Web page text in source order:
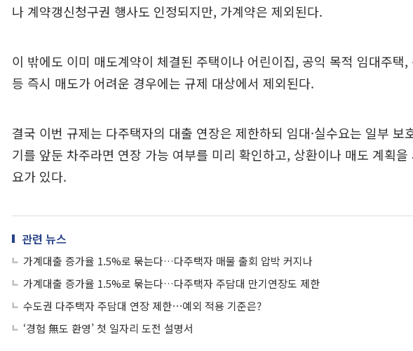
나 계약갱신청구권 행사도 인정되지만, 가계약은 제외된다.
이 밖에도 이미 매도계약이 체결된 주택이나 어린이집, 공익 목적 임대주택,
등 즉시 매도가 어려운 경우에는 규제 대상에서 제외된다.
결국 이번 규제는 다주택자의 대출 연장은 제한하되 임대·실수요는 일부 보
기를 앞둔 차주라면 연장 가능 여부를 미리 확인하고, 상환이나 매도 계획을
요가 있다.
관련 뉴스
가계대출 증가율 1.5%로 묶는다…다주택자 매물 출회 압박 커지나
가계대출 증가율 1.5%로 묶는다…다주택자 주담대 만기연장도 제한
수도권 다주택자 주담대 연장 제한⋯예외 적용 기준은?
‘경험 無도 환영’ 첫 일자리 도전 설명서